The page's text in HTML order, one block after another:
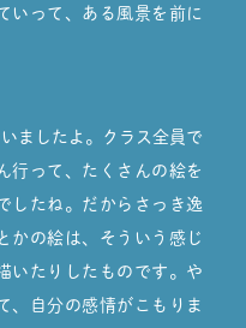
いって、ある風景を前に
ましたよ。クラス全員で
行って、たくさんの絵を
したね。だからさっき逸
かの絵は、そういう感じ
いたりしたものです。や
、自分の感情がこもりま